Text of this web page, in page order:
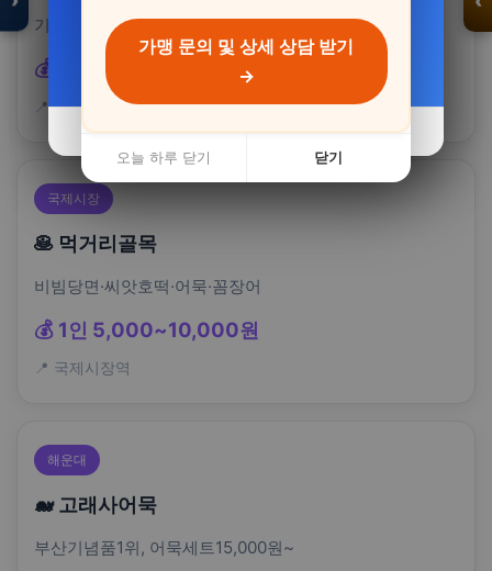
기장시장활대게, 시세대비저렴
💰 1kg 30,000~50,000원
📍 기장시장
국제시장
🥞 먹거리골목
비빔당면·씨앗호떡·어묵·꼼장어
💰 1인 5,000~10,000원
📍 국제시장역
해운대
🐋 고래사어묵
부산기념품1위, 어묵세트15,000원~
가맹 문의 및 상세 상담 받기
→
오늘 하루 닫기 닫기
자세히 보기 →
오늘 하루 닫기 닫기
자세히 보기 →
오늘 하루 닫기 닫기